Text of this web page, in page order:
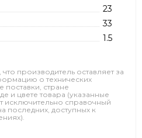
23
33
1.5
производитель оставляет за
о технических
поставки, стране
и цвете товара (указанные
исключительно справочный
последних, доступных к